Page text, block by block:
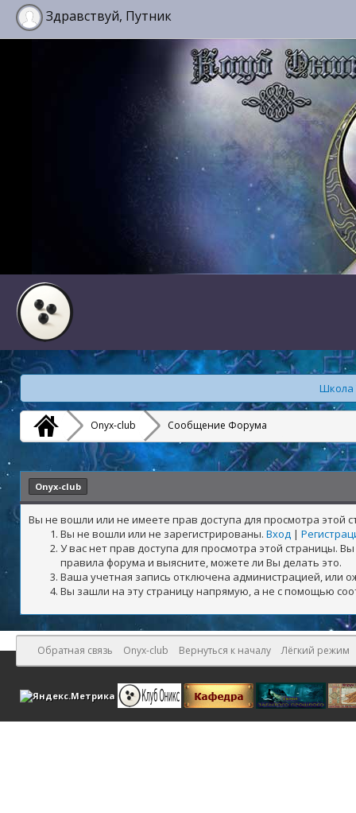
Здравствуй, Путник
Школа
Onyx-club Сообщение Форума
Onyx-club
Вы не вошли или не имеете прав доступа для просмотра
Вы не вошли или не зарегистрированы. Вход |
У вас нет прав доступа для просмотра этой страницы.
правила форума и выясните, можете ли Вы делать это.
Ваша учетная запись отключена администрацией, или
Вы зашли на эту страницу напрямую, а не с помощью
Обратная связь Onyx-club Вернуться к началу Лёгкий режим